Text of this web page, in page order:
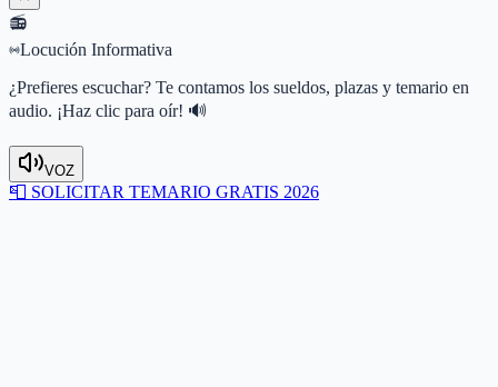
📻
Locución Informativa
¿Prefieres escuchar? Te contamos los sueldos, plazas y temario en
audio. ¡Haz clic para oír! 🔊
VOZ
📮 SOLICITAR TEMARIO GRATIS 2026